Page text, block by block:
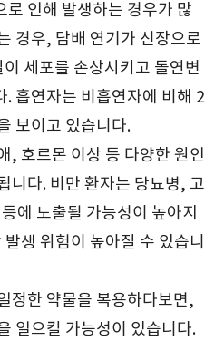
로 인해 발생하는 경우가 많
경우, 담배 연기가 신장으로
세포를 손상시키고 돌연변
. 흡연자는 비흡연자에 비해 2
보이고 있습니다.
, 호르몬 이상 등 다양한 원인
니다. 비만 환자는 당뇨병, 고
에 노출될 가능성이 높아지
생 위험이 높아질 수 있습니
정한 약물을 복용하다보면,
일으킬 가능성이 있습니다.